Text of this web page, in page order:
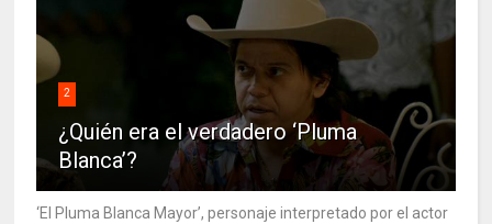
2
¿Quién era el verdadero ‘Pluma
Blanca’?
‘El Pluma Blanca Mayor’, personaje interpretado por el actor